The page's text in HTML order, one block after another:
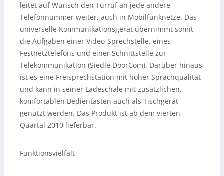
leitet auf Wunsch den Türruf an jede andere
Telefonnummer weiter, auch in Mobilfunknetze. Das
universelle Kommunikationsgerät übernimmt somit
die Aufgaben einer Video-Sprechstelle, eines
Festnetztelefons und einer Schnittstelle zur
Telekommunikation (Siedle DoorCom). Darüber hinaus
ist es eine Freisprechstation mit hoher Sprachqualität
und kann in seiner Ladeschale mit zusätzlichen,
komfortablen Bedientasten auch als Tischgerät
genutzt werden. Das Produkt ist ab dem vierten
Quartal 2010 lieferbar.
Funktionsvielfalt